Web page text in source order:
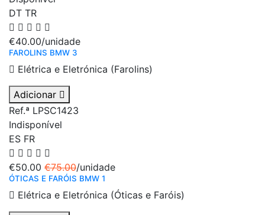
DT TR
€40.00/unidade
FAROLINS BMW 3
Elétrica e Eletrónica (Farolins)
Adicionar
Ref.ª LPSC1423
Indisponível
ES FR
€50.00 €75.00/unidade
ÓTICAS E FARÓIS BMW 1
Elétrica e Eletrónica (Óticas e Faróis)